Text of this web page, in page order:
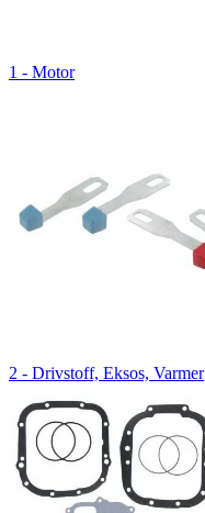
1 - Motor
2 - Drivstoff, Eksos, Varmer